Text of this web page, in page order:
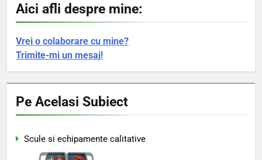
Aici afli despre mine:
Vrei o colaborare cu mine?
Trimite-mi un mesaj!
Pe Acelasi Subiect
Scule si echipamente calitative